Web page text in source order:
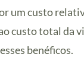
um custo
custo total da
benéficos.